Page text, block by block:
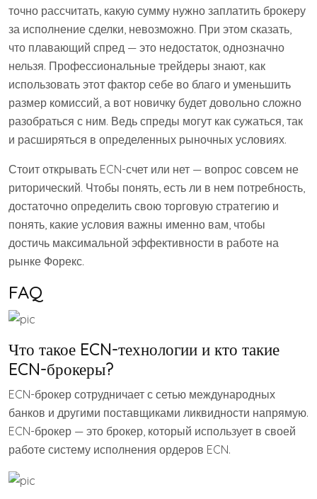
точно рассчитать, какую сумму нужно заплатить брокеру
за исполнение сделки, невозможно. При этом сказать,
что плавающий спред — это недостаток, однозначно
нельзя. Профессиональные трейдеры знают, как
использовать этот фактор себе во благо и уменьшить
размер комиссий, а вот новичку будет довольно сложно
разобраться с ним. Ведь спреды могут как сужаться, так
и расширяться в определенных рыночных условиях.
Стоит открывать ECN-счет или нет — вопрос совсем не
риторический. Чтобы понять, есть ли в нем потребность,
достаточно определить свою торговую стратегию и
понять, какие условия важны именно вам, чтобы
достичь максимальной эффективности в работе на
рынке Форекс.
FAQ
Что такое ECN-технологии и кто такие
ECN-брокеры?
ECN-брокер сотрудничает с сетью международных
банков и другими поставщиками ликвидности напрямую.
ECN-брокер — это брокер, который использует в своей
работе систему исполнения ордеров ECN.